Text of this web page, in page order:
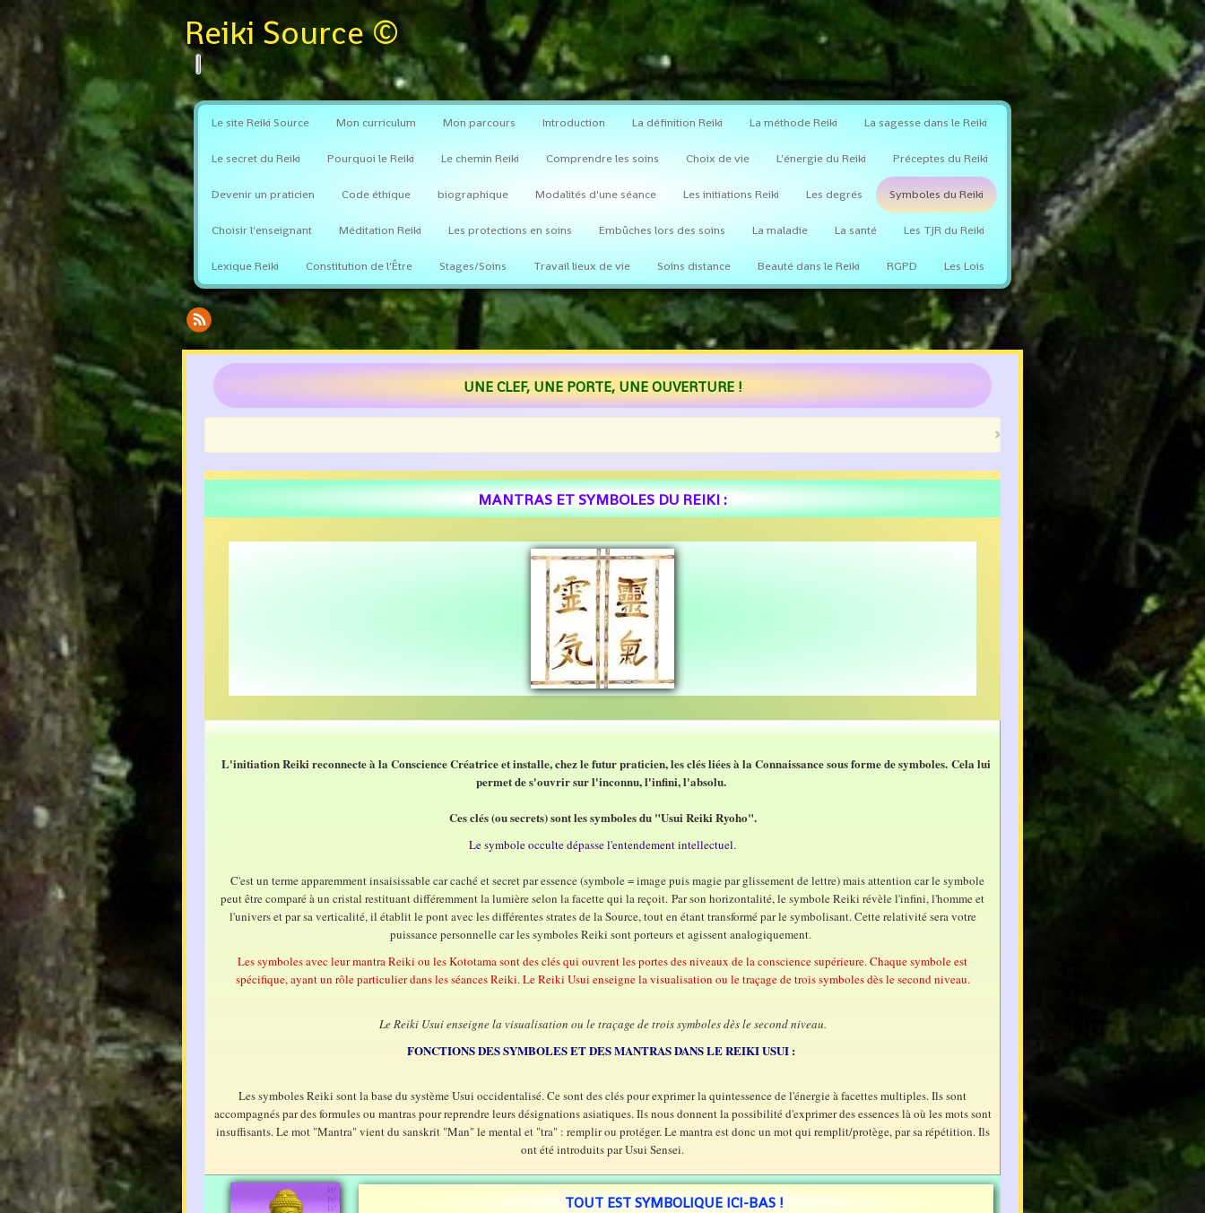
Reiki Source ©
Le site Reiki Source Mon curriculum Mon parcours Introduction La définition Reiki La méthode Reiki La sagesse dans le Reiki
Le secret du Reiki Pourquoi le Reiki Le chemin Reiki Comprendre les soins Choix de vie L'énergie du Reiki Préceptes du Reiki
Devenir un praticien Code éthique biographique Modalités d'une séance Les initiations Reiki Les degrés Symboles du Reiki
Choisir l'enseignant Méditation Reiki Les protections en soins Embûches lors des soins La maladie La santé Les TJR du Reiki
Lexique Reiki Constitution de l'Être Stages/Soins Travail lieux de vie Soins distance Beauté dans le Reiki RGPD Les Lois
UNE CLEF, UNE PORTE, UNE OUVERTURE !
×
MANTRAS ET SYMBOLES DU REIKI :
L'initiation Reiki reconnecte à la Conscience Créatrice et installe, chez le futur praticien, les clés liées à la Connaissance sous forme de symboles. Cela lui
permet de s'ouvrir sur l'inconnu, l'infini, l'absolu.
Ces clés (ou secrets) sont les symboles du "Usui Reiki Ryoho".
Le symbole occulte dépasse l'entendement intellectuel.
C'est un terme apparemment insaisissable car caché et secret par essence (symbole = image puis magie par glissement de lettre) mais attention car le symbole
peut être comparé à un cristal restituant différemment la lumière selon la facette qui la reçoit. Par son horizontalité, le symbole Reiki révèle l'infini, l'homme et
l'univers et par sa verticalité, il établit le pont avec les différentes strates de la Source, tout en étant transformé par le symbolisant. Cette relativité sera votre
puissance personnelle car les symboles Reiki sont porteurs et agissent analogiquement.
Les symboles avec leur mantra Reiki ou les Kototama sont des clés qui ouvrent les portes des niveaux de la conscience supérieure. Chaque symbole est
spécifique, ayant un rôle particulier dans les séances Reiki. Le Reiki Usui enseigne la visualisation ou le traçage de trois symboles dès le second niveau.
Le Reiki Usui enseigne la visualisation ou le traçage de trois symboles dès le second niveau.
FONCTIONS DES SYMBOLES ET DES MANTRAS DANS LE REIKI USUI :
Les symboles Reiki sont la base du système Usui occidentalisé. Ce sont des clés pour exprimer la quintessence de l'énergie à facettes multiples. Ils sont
accompagnés par des formules ou mantras pour reprendre leurs désignations asiatiques. Ils nous donnent la possibilité d'exprimer des essences là où les mots sont
insuffisants. Le mot "Mantra" vient du sanskrit "Man" le mental et "tra" : remplir ou protéger. Le mantra est donc un mot qui remplit/protège, par sa répétition. Ils
ont été introduits par Usui Sensei.
TOUT EST SYMBOLIQUE ICI-BAS !